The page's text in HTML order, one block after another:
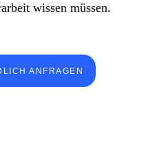
wissen müssen.
ANFRAGEN